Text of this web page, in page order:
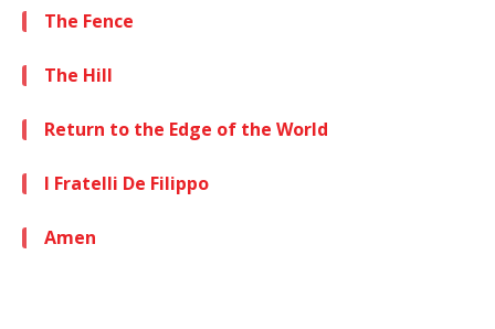
The Fence
The Hill
Return to the Edge of the World
I Fratelli De Filippo
Amen